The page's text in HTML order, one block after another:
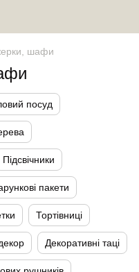
шафи
посуд
Підсвічники
пакети
Тортівниці
Декоративні таці